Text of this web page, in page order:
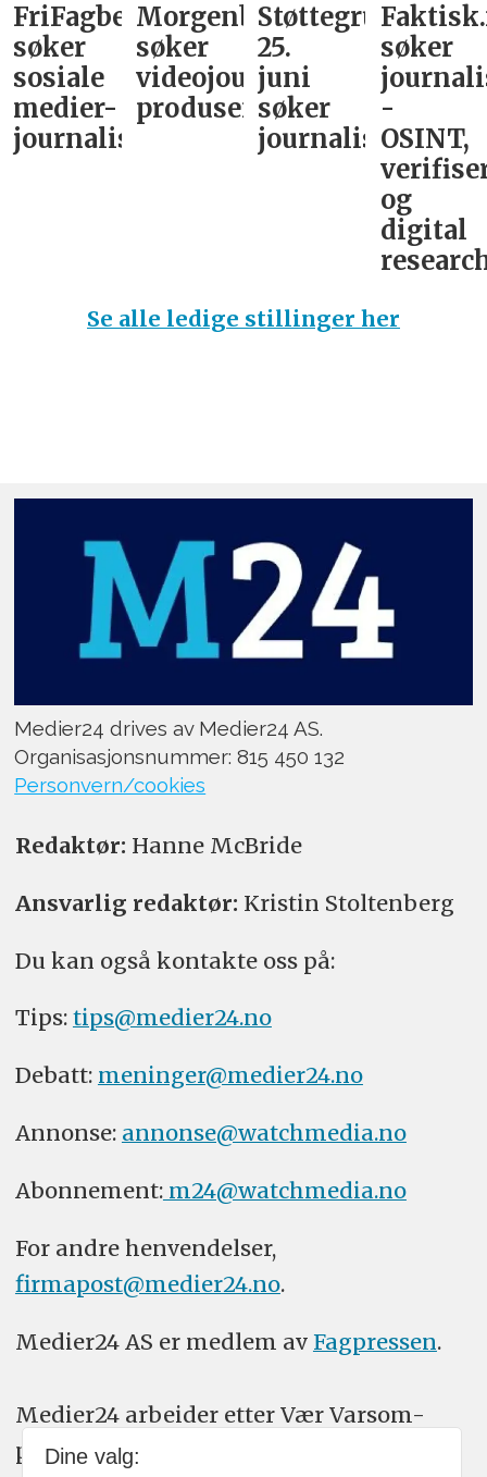
FriFagbevegelse
søker
sosiale
medier-
journalist
Morgenbladet
søker
videojournalist/podkast-
produsent
Støttegruppa
25.
juni
søker
journalist
søker
-
OSINT,
og
digital
Se alle ledige stillinger her
Medier24 drives av Medier24 AS.
Organisasjonsnummer: 815 450 132
Personvern/cookies
Redaktør: Hanne McBride
Ansvarlig redaktør: Kristin Stoltenberg
Du kan også kontakte oss på:
Tips: tips@medier24.no
Debatt: meninger@medier24.no
Annonse: annonse@watchmedia.no
Abonnement:m24@watchmedia.no
For andre henvendelser,
firmapost@medier24.no.
Medier24 AS er medlem av Fagpressen.
Medier24 arbeider etter Vær Varsom-
plakatens regler for god presseskikk.
Dine valg: